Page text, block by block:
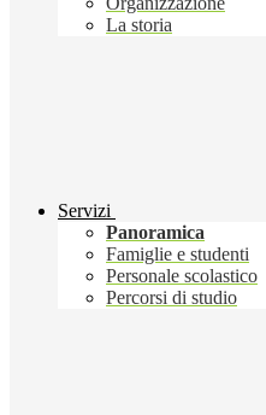
La storia
Servizi
Panoramica
Famiglie e studenti
Personale scolastico
Percorsi di studio